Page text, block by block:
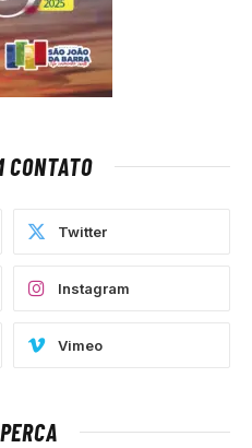
CONTATO
Twitter
Instagram
Vimeo